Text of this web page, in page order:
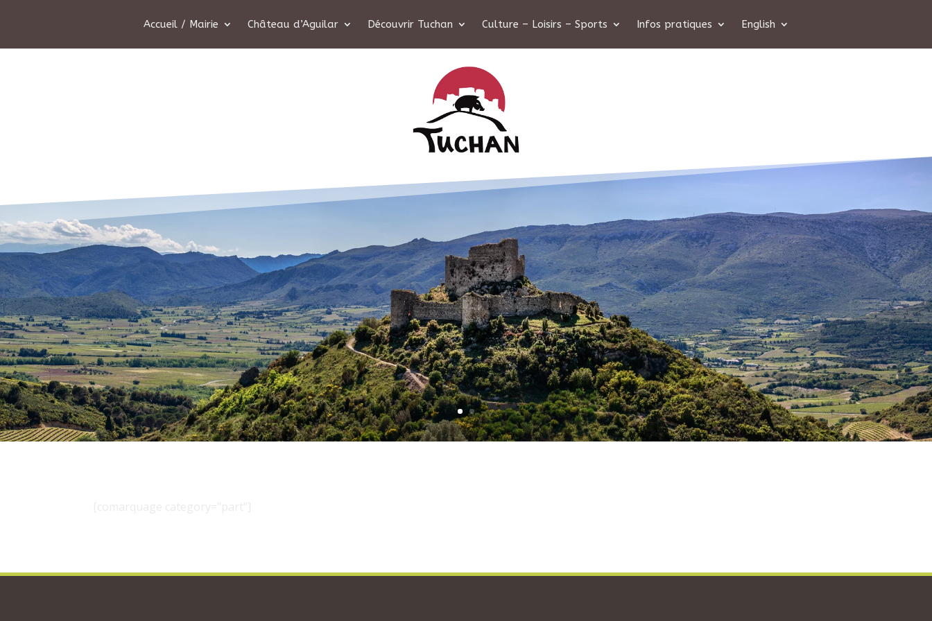
Accueil / Mairie Château d’Aguilar Découvrir Tuchan Culture – Loisirs – Sports Infos pratiques English